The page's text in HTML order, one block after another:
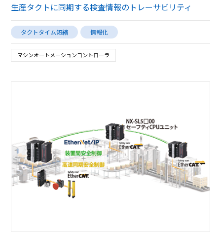
生産タクトに同期する検査情報のトレーサビリティ
タクトタイム短縮 情報化
マシンオートメーションコントローラ